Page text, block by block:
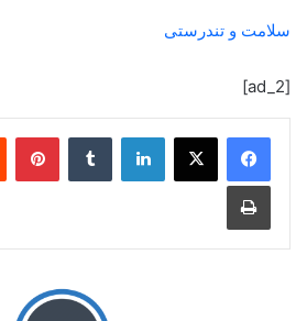
سلامت و تندرستی
[ad_2]